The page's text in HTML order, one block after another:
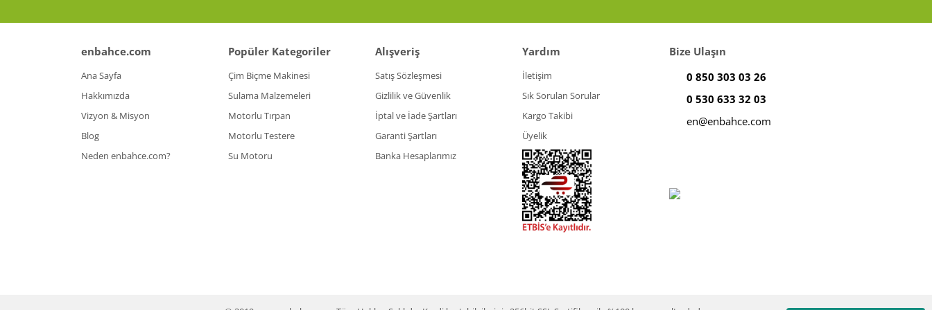
enbahce.com
Ana Sayfa
Hakkımızda
Vizyon & Misyon
Blog
Neden enbahce.com?
Popüler Kategoriler
Çim Biçme Makinesi
Sulama Malzemeleri
Motorlu Tırpan
Motorlu Testere
Su Motoru
Alışveriş
Satış Sözleşmesi
Gizlilik ve Güvenlik
İptal ve İade Şartları
Garanti Şartları
Banka Hesaplarımız
Yardım
İletişim
Sık Sorulan Sorular
Kargo Takibi
Üyelik
Bize Ulaşın
0 850 303 03 26
0 530 633 32 03
en@enbahce.com